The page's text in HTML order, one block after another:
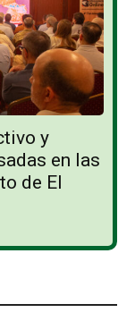
y
en las
de El